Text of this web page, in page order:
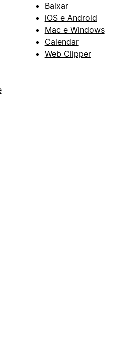
Baixar
iOS e Android
Mac e Windows
Calendar
Web Clipper